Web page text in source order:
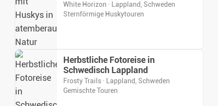
White Horizon · Lappland, Schweden
Sternförmige Huskytouren
Herbstliche Fotoreise in
Schwedisch Lappland
Frosty Trails · Lappland, Schweden
Gemischte Touren